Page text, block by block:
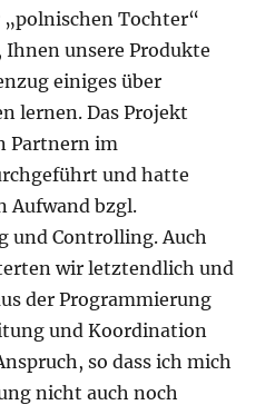
Tochter“
unsere Produkte
einiges über
lernen. Das Projekt
Partnern im
und hatte
Aufwand bzgl.
und Controlling. Auch
wir letztendlich und
der Programmierung
und Koordination
so dass ich mich
nicht auch noch